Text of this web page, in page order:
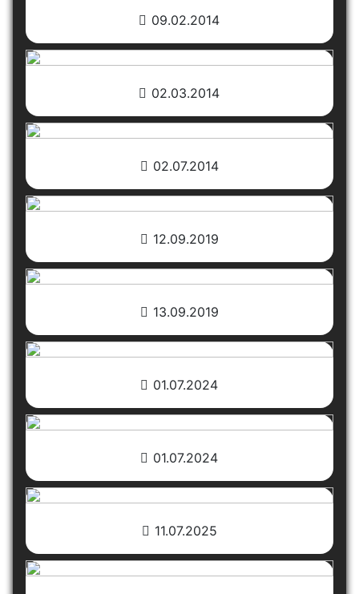
09.02.2014
02.03.2014
02.07.2014
12.09.2019
13.09.2019
01.07.2024
01.07.2024
11.07.2025